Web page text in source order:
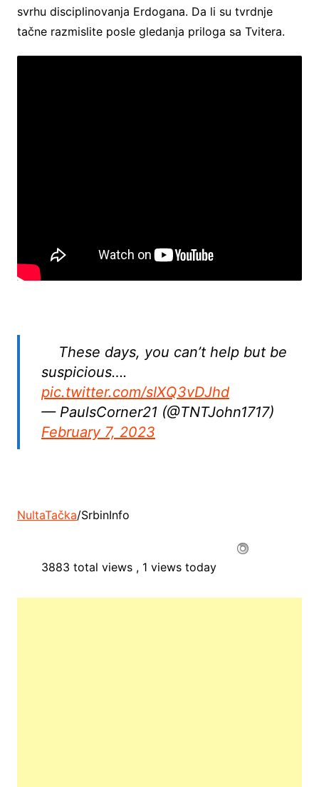
svrhu disciplinovanja Erdogana. Da li su tvrdnje
tačne razmislite posle gledanja priloga sa Tvitera.
These days, you can’t help but be
suspicious….
pic.twitter.com/sIXQ3vDJhd
— PaulsCorner21 (@TNTJohn1717)
February 7, 2023
NultaTačka/SrbinInfo
3883 total views , 1 views today